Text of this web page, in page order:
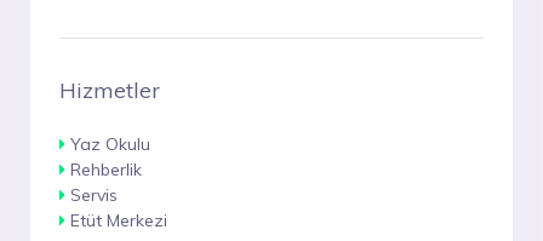
Hizmetler
Yaz Okulu
Rehberlik
Servis
Etüt Merkezi